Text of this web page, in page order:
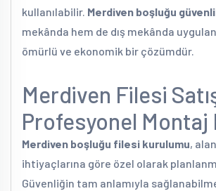
kullanılabilir. Merdiven boşluğu
mekânda hem de dış mekânda
ömürlü ve ekonomik bir çözümdür.
Merdiven Filesi
Profesyonel Montaj
Merdiven boşluğu filesi kurulumu,
ihtiyaçlarına göre özel olarak
Güvenliğin tam anlamıyla